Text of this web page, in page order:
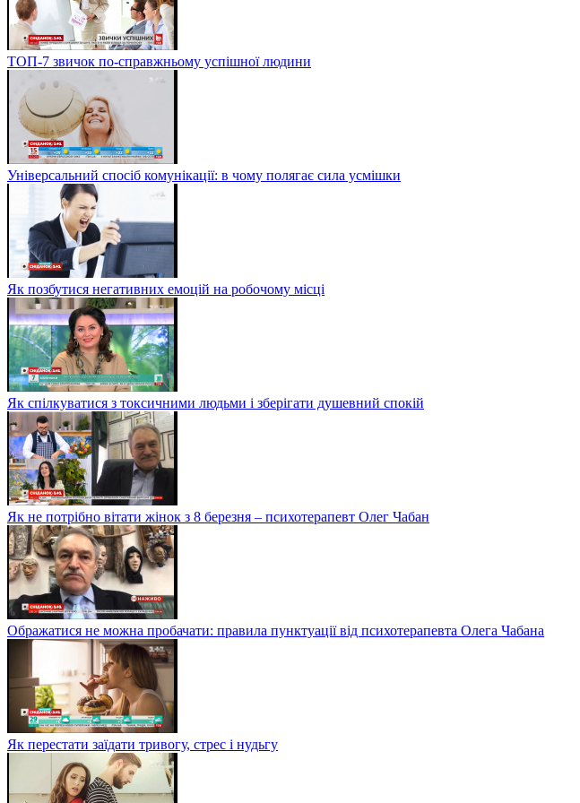
ТОП-7 звичок по-справжньому успішної людини
Універсальний спосіб комунікації: в чому полягає сила усмішки
Як позбутися негативних емоцій на робочому місці
Як спілкуватися з токсичними людьми і зберігати душевний спокій
Як не потрібно вітати жінок з 8 березня – психотерапевт Олег Чабан
Ображатися не можна пробачати: правила пунктуації від психотерапевта Олега Чабана
Як перестати заїдати тривогу, стрес і нудьгу